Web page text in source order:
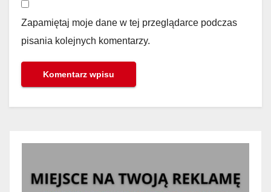
Zapamiętaj moje dane w tej przeglądarce podczas
pisania kolejnych komentarzy.